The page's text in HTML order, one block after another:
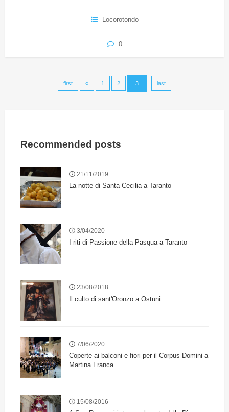
Locorotondo
0
first « 1 2 3 last
Recommended posts
21/11/2019
La notte di Santa Cecilia a Taranto
3/04/2020
I riti di Passione della Pasqua a Taranto
23/08/2018
Il culto di sant'Oronzo a Ostuni
7/06/2020
Coperte ai balconi e fiori per il Corpus Domini a
Martina Franca
15/08/2016